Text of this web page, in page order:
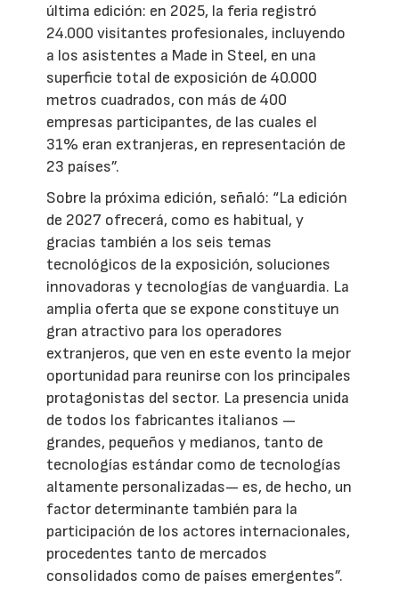
última edición: en 2025, la feria registró
24.000 visitantes profesionales, incluyendo
a los asistentes a Made in Steel, en una
superficie total de exposición de 40.000
metros cuadrados, con más de 400
empresas participantes, de las cuales el
31% eran extranjeras, en representación de
23 países”.
Sobre la próxima edición, señaló: “La edición
de 2027 ofrecerá, como es habitual, y
gracias también a los seis temas
tecnológicos de la exposición, soluciones
innovadoras y tecnologías de vanguardia. La
amplia oferta que se expone constituye un
gran atractivo para los operadores
extranjeros, que ven en este evento la mejor
oportunidad para reunirse con los principales
protagonistas del sector. La presencia unida
de todos los fabricantes italianos —
grandes, pequeños y medianos, tanto de
tecnologías estándar como de tecnologías
altamente personalizadas— es, de hecho, un
factor determinante también para la
participación de los actores internacionales,
procedentes tanto de mercados
consolidados como de países emergentes”.